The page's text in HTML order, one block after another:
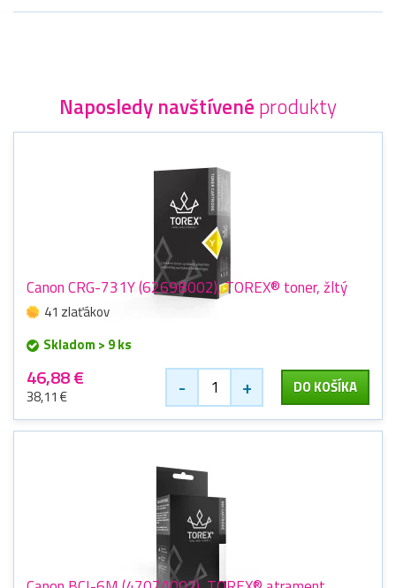
Naposledy navštívené produkty
Canon CRG-731Y (6269B002), TOREX® toner, žltý
41 zlaťákov
Skladom > 9 ks
46,88 €
38,11 € - + DO KOŠÍKA